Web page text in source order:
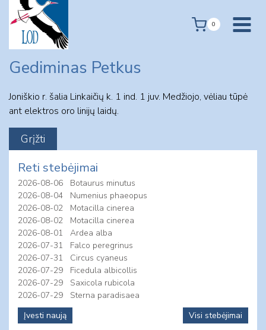
content
0
Gediminas Petkus
Joniškio r. šalia Linkaičių k. 1 ind. 1 juv. Medžiojo, vėliau tūpė
ant elektros oro linijų laidų.
Reti stebėjimai
2026-08-06
Botaurus minutus
2026-08-04
Numenius phaeopus
2026-08-02
Motacilla cinerea
2026-08-02
Motacilla cinerea
2026-08-01
Ardea alba
2026-07-31
Falco peregrinus
2026-07-31
Circus cyaneus
2026-07-29
Ficedula albicollis
2026-07-29
Saxicola rubicola
2026-07-29
Sterna paradisaea
Įvesti naują
Visi stebėjimai